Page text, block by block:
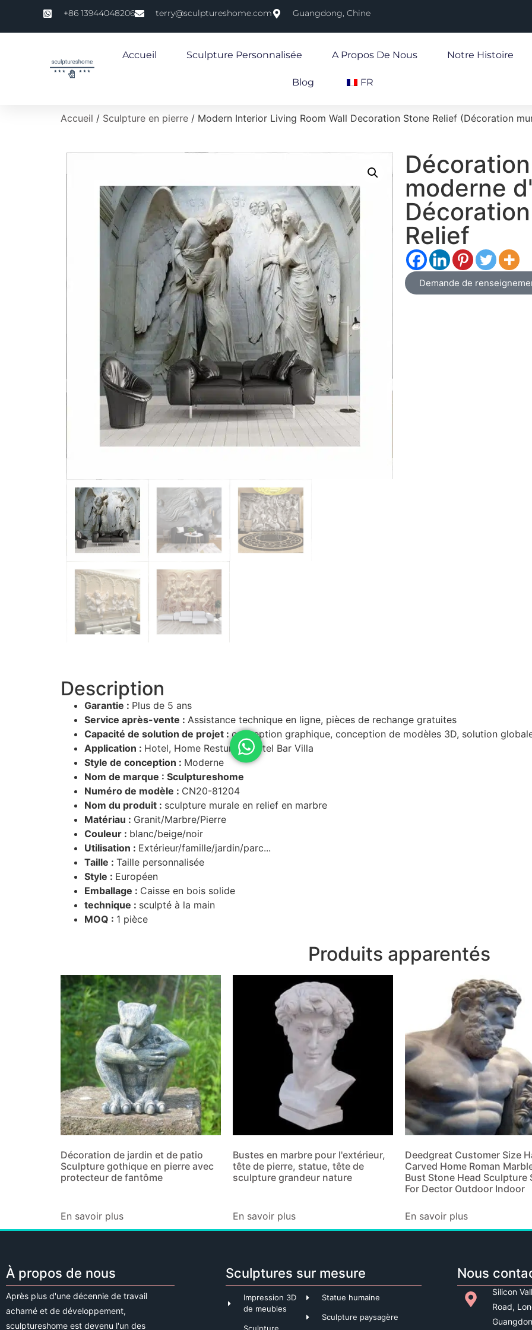
+86 13944048206 terry@sculptureshome.com Guangdong, Chine
Accueil Sculpture Personnalisée A Propos De Nous Notre Histoire
Blog FR
Accueil / Sculpture en pierre / Modern Interior Living Room Wall Decoration Stone Relief (Décoration
moderne
Relief
Demande de
Description
Garantie : Plus de 5 ans
Service après-vente : Assistance technique en ligne, pièces de rechange gratuites
Capacité de solution de projet :conception graphique, conception de modèles 3D, solution
Application : Hotel, Home Resturant Hotel Bar Villa
Style de conception : Moderne
Nom de marque : Sculptureshome
Numéro de modèle : CN20-81204
Nom du produit : sculpture murale en relief en marbre
Matériau : Granit/Marbre/Pierre
Couleur : blanc/beige/noir
Utilisation : Extérieur/famille/jardin/parc...
Taille : Taille personnalisée
Style : Européen
Emballage : Caisse en bois solide
technique : sculpté à la main
MOQ : 1 pièce
Produits apparentés
Décoration de jardin et de patio
Sculpture gothique en pierre avec
protecteur de fantôme
En savoir plus
Bustes en marbre pour l'extérieur,
tête de pierre, statue, tête de
sculpture grandeur nature
En savoir plus
Deedgreat Customer Size
Carved Home Roman
Bust Stone Head Sculpture
For Dector Outdoor Indoor
En savoir plus
À propos de nous
Après plus d'une décennie de travail
acharné et de développement,
sculptureshome est devenu l'un des
Sculptures sur mesure
Impression 3D
de meubles
Statue humaine
Sculpture paysagère
Nous
Silicon
Road,